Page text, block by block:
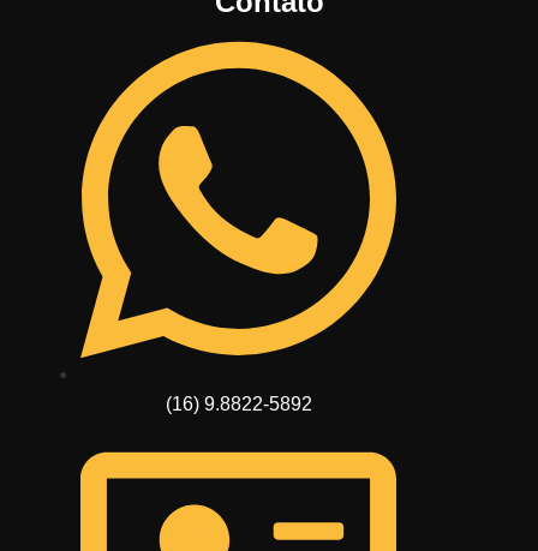
(16) 9.8822-5892